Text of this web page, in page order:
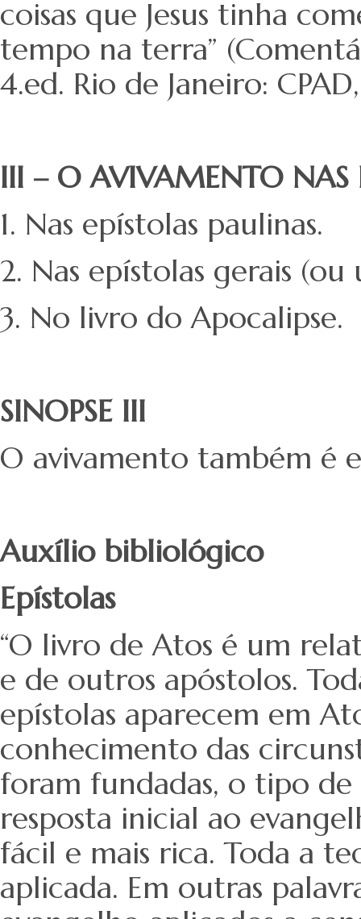
coisas que Jesus tinha
tempo na terra”
4.ed. Rio de Janeiro:
III – O AVIVAMENTO NAS
1. Nas epístolas paulinas.
2. Nas epístolas gerais (ou
3. No livro do Apocalipse.
SINOPSE III
O avivamento também é
Auxílio bibliológico
Epístolas
“O livro de Atos é um
e de outros apóstolos.
epístolas aparecem em
conhecimento das
foram fundadas, o tipo
resposta inicial ao
fácil e mais rica. Toda a
aplicada. Em outras